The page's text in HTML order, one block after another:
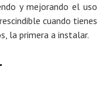
y mejorando el uso
cuando tienes
la primera a instalar.